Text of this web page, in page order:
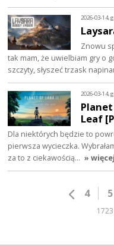
2026-03-14,
Znowu
tak mam, że uwielbiam gry o
szczyty, słyszeć trzask
2026-03-14,
Leaf
Dla niektórych będzie to
pierwsza wycieczka.
za to z ciekawością… » więcej
4 5